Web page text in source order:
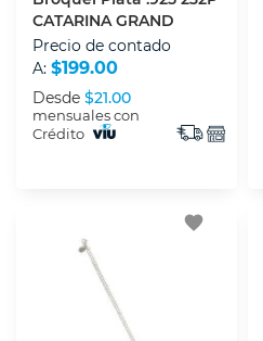
CATARINA GRAND
Precio de contado
A: $199.00
Desde $21.00
mensuales con
Crédito
favorite